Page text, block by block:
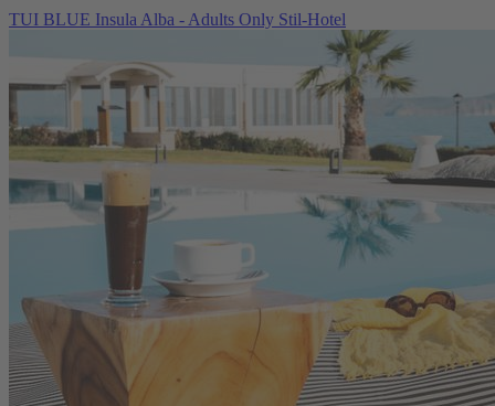
TUI BLUE Insula Alba - Adults Only Stil-Hotel